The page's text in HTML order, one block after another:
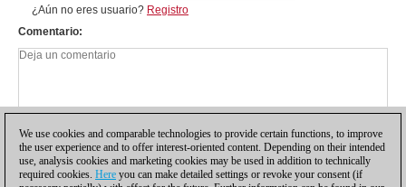
¿Aún no eres usuario? Registro
Comentario
We use cookies and comparable technologies to provide certain functions, to improve
the user experience and to offer interest-oriented content. Depending on their intended
use, analysis cookies and marketing cookies may be used in addition to technically
required cookies. Here you can make detailed settings or revoke your consent (if